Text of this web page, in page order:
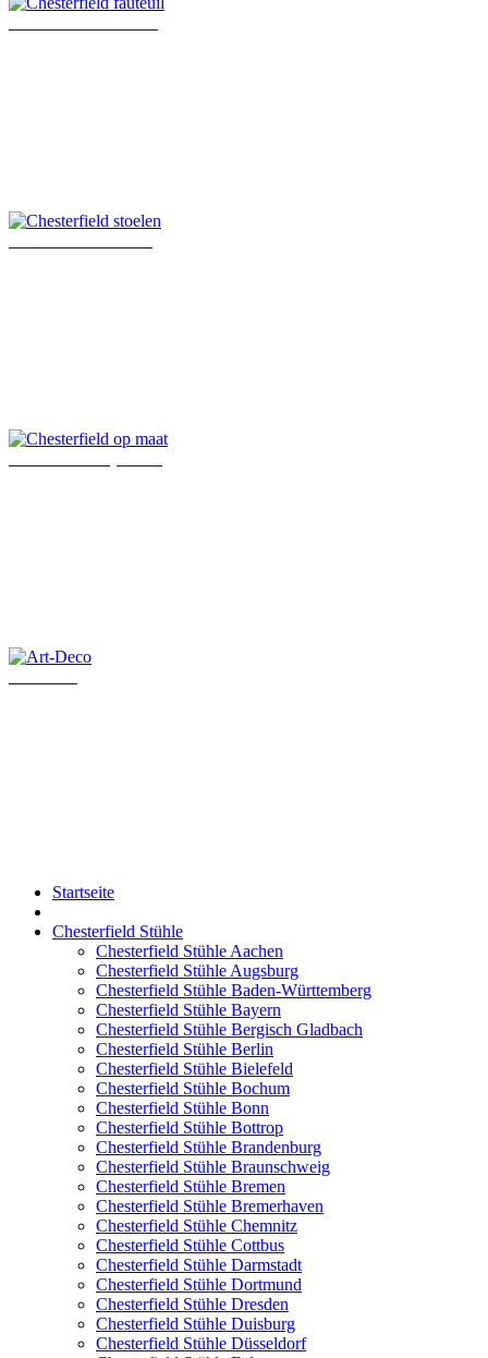
Startseite
Chesterfield Stühle
Chesterfield Stühle Aachen
Chesterfield Stühle Augsburg
Chesterfield Stühle Baden-Württemberg
Chesterfield Stühle Bayern
Chesterfield Stühle Bergisch Gladbach
Chesterfield Stühle Berlin
Chesterfield Stühle Bielefeld
Chesterfield Stühle Bochum
Chesterfield Stühle Bonn
Chesterfield Stühle Bottrop
Chesterfield Stühle Brandenburg
Chesterfield Stühle Braunschweig
Chesterfield Stühle Bremen
Chesterfield Stühle Bremerhaven
Chesterfield Stühle Chemnitz
Chesterfield Stühle Cottbus
Chesterfield Stühle Darmstadt
Chesterfield Stühle Dortmund
Chesterfield Stühle Dresden
Chesterfield Stühle Duisburg
Chesterfield Stühle Düsseldorf